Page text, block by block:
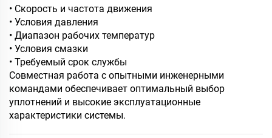
• Скорость и частота движения
• Условия давления
• Диапазон рабочих температур
• Условия смазки
• Требуемый срок службы
Совместная работа с опытными инженерными
командами обеспечивает оптимальный выбор
уплотнений и высокие эксплуатационные
характеристики системы.